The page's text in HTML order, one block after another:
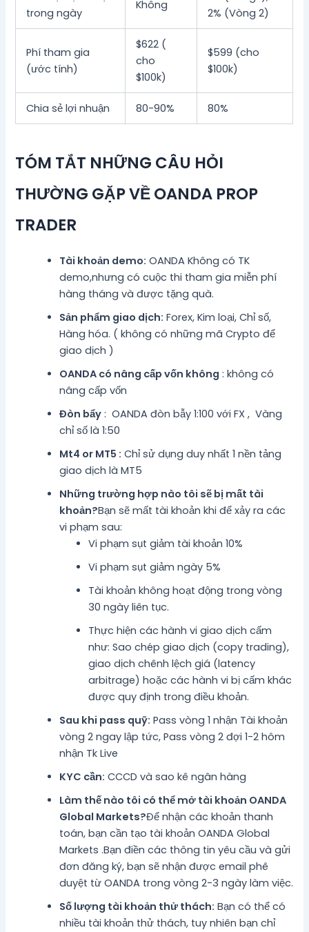
trong ngày
Không
2% (Vòng 2)
Phí tham gia
(ước tính)
$622 (
cho
$100k)
$599 (cho
$100k)
Chia sẻ lợi nhuận 80-90% 80%
TÓM TẮT NHỮNG CÂU HỎI
THƯỜNG GẶP VỀ OANDA PROP
TRADER
Tài khoản demo: OANDA Không có TK
demo,nhưng có cuộc thi tham gia miễn phí
hàng tháng và được tặng quà.
Sản phẩm giao dịch: Forex, Kim loại, Chỉ số,
Hàng hóa. ( không có những mã Crypto để
giao dịch )
OANDA có nâng cấp vốn không : không có
nâng cấp vốn
Đòn bẩy : OANDA đòn bẫy 1:100 với FX , Vàng
chỉ số là 1:50
Mt4 or MT5 : Chỉ sử dụng duy nhất 1 nền tảng
giao dịch là MT5
Những trường hợp nào tôi sẽ bị mất tài
khoản?Bạn sẽ mất tài khoản khi để xảy ra các
vi phạm sau:
Vi phạm sụt giảm tài khoản 10%
Vi phạm sụt giảm ngày 5%
Tài khoản không hoạt động trong vòng
30 ngày liên tục.
Thực hiện các hành vi giao dịch cấm
như: Sao chép giao dịch (copy trading),
giao dịch chênh lệch giá (latency
arbitrage) hoặc các hành vi bị cấm khác
được quy định trong điều khoản.
Sau khi pass quỹ: Pass vòng 1 nhận Tài khoản
vòng 2 ngay lập tức, Pass vòng 2 đợi 1-2 hôm
nhận Tk Live
KYC cần: CCCD và sao kê ngân hàng
Làm thế nào tôi có thể mở tài khoản OANDA
Global Markets?Để nhận các khoản thanh
toán, bạn cần tạo tài khoản OANDA Global
Markets .Bạn điền các thông tin yêu cầu và gửi
đơn đăng ký, bạn sẽ nhận được email phê
duyệt từ OANDA trong vòng 2-3 ngày làm việc.
Số lượng tài khoản thử thách: Bạn có thể có
nhiều tài khoản thử thách, tuy nhiên bạn chỉ